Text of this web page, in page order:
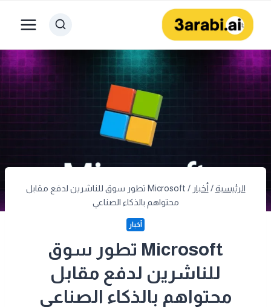
المحتوى
الرئيسية / أخبار /
Microsoft تطور سوق للناشرين لدفع مقابل
محتواهم بالذكاء الصناعي
أخبار
Microsoft تطور سوق
للناشرين لدفع مقابل
محتواهم بالذكاء الصناعي